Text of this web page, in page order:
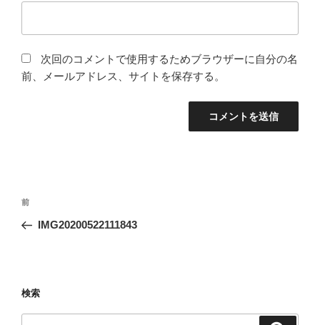
次回のコメントで使用するためブラウザーに自分の名
前、メールアドレス、サイトを保存する。
投
ナ
ー
シ
前
の
前
IMG20200522111843
検索